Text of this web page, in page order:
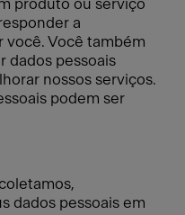
produto ou serviço
a
você. Você também
dados pessoais
nossos serviços.
podem ser
dados pessoais em